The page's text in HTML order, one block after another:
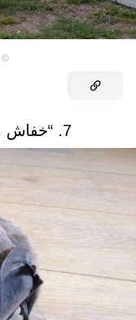
©
7. “خفاش مطرقيّ الرأس فضوليّ”